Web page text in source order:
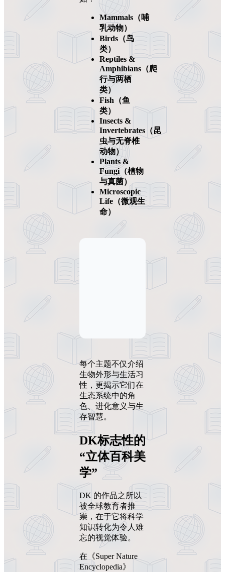
Mammals（哺
乳动物）
Birds（鸟
类）
Reptiles &
Amphibians（爬
行与两栖
类）
Fish（鱼
类）
Insects &
Invertebrates（昆
虫与无脊椎
动物）
Plants &
Fungi（植物
与真菌）
Microscopic
Life（微观生
命）
每个主题不仅介绍
生物外形与生活习
性，更揭示它们在
生态系统中的角
色、进化意义与生
存智慧。
DK标志性的
“立体百科美
学”
DK 的作品之所以
被全球教育者推
崇，在于它将科学
知识转化为令人难
忘的视觉体验。
在《Super Nature
Encyclopedia》